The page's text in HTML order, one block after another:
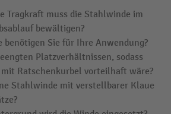
Tragkraft muss die Stahlwinde im
bewältigen?
benötigen Sie für Ihre Anwendung?
Platzverhältnissen, sodass
Ratschenkurbel vorteilhaft wäre?
Stahlwinde mit verstellbarer Klaue